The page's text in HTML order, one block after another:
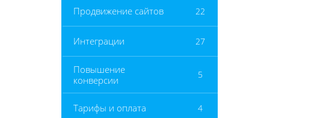
Продвижение сайтов 22
Интеграции 27
Повышение
конверсии
5
Тарифы и оплата 4